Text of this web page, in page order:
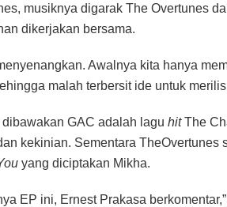
musiknya digarak The Overtunes
dikerjakan bersama.
Awalnya kita hanya
malah terbersit ide untuk
GAC adalah lagu hitThe
kekinian. Sementara TheOvertunes
yang diciptakan Mikha.
EP ini, Ernest Prakasa